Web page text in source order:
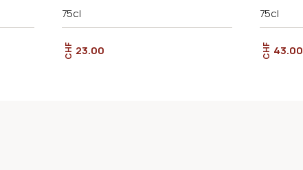
75cl
CHF 23.00
75cl
CHF 43.00